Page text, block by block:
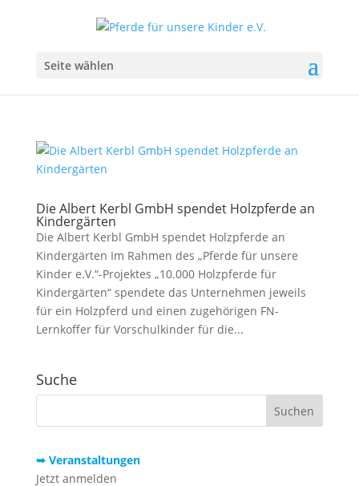
Seite wählen
Die Albert Kerbl GmbH spendet Holzpferde an
Kindergärten
Die Albert Kerbl GmbH spendet Holzpferde an
Kindergärten Im Rahmen des „Pferde für unsere
Kinder e.V.“-Projektes „10.000 Holzpferde für
Kindergärten“ spendete das Unternehmen jeweils
für ein Holzpferd und einen zugehörigen FN-
Lernkoffer für Vorschulkinder für die...
Suche
➥ Veranstaltungen
Jetzt anmelden